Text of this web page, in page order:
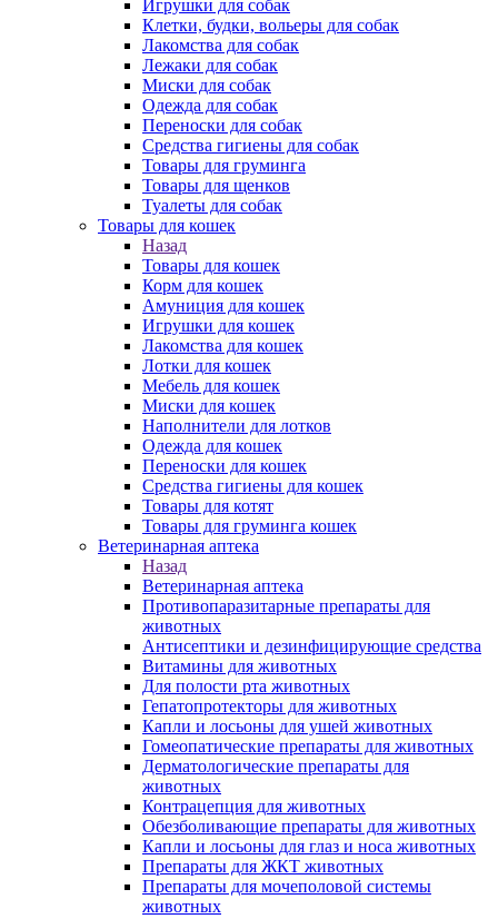
Игрушки для собак
Клетки, будки, вольеры для собак
Лакомства для собак
Лежаки для собак
Миски для собак
Одежда для собак
Переноски для собак
Средства гигиены для собак
Товары для груминга
Товары для щенков
Туалеты для собак
Товары для кошек
Назад
Товары для кошек
Корм для кошек
Амуниция для кошек
Игрушки для кошек
Лакомства для кошек
Лотки для кошек
Мебель для кошек
Миски для кошек
Наполнители для лотков
Одежда для кошек
Переноски для кошек
Средства гигиены для кошек
Товары для котят
Товары для груминга кошек
Ветеринарная аптека
Назад
Ветеринарная аптека
Противопаразитарные препараты для
животных
Антисептики и дезинфицирующие средства
Витамины для животных
Для полости рта животных
Гепатопротекторы для животных
Капли и лосьоны для ушей животных
Гомеопатические препараты для животных
Дерматологические препараты для
животных
Контрацепция для животных
Обезболивающие препараты для животных
Капли и лосьоны для глаз и носа животных
Препараты для ЖКТ животных
Препараты для мочеполовой системы
животных